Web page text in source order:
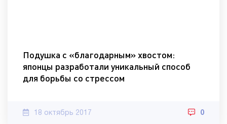
Подушка с «благодарным» хвостом:
японцы разработали уникальный способ
для борьбы со стрессом
18 октябрь 2017 0